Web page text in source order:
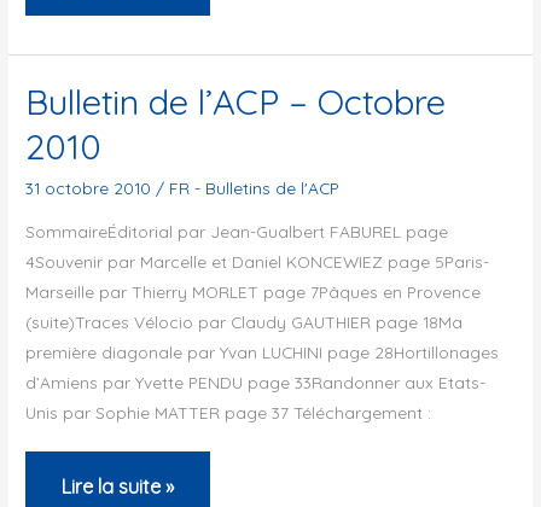
MONDIAUX
DES
BRM
2010
Bulletin de l’ACP – Octobre
2010
31 octobre 2010 / FR - Bulletins de l'ACP
SommaireÉditorial par Jean-Gualbert FABUREL page
4Souvenir par Marcelle et Daniel KONCEWIEZ page 5Paris-
Marseille par Thierry MORLET page 7Pâques en Provence
(suite)Traces Vélocio par Claudy GAUTHIER page 18Ma
première diagonale par Yvan LUCHINI page 28Hortillonages
d’Amiens par Yvette PENDU page 33Randonner aux Etats-
Unis par Sophie MATTER page 37 Téléchargement :
Bulletin
Lire la suite »